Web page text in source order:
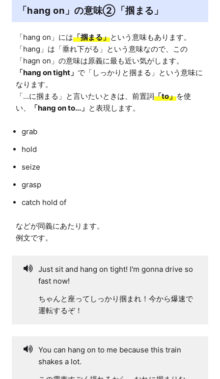
「hang on」の意味②「掴まる」
「hang on」には「掴まる」という意味もあります。
「hang」は「垂れ下がる」という意味なので、この
「hang on tight」 で「しっかりと掴まる」という意味に
なります。
「...に掴まる」と言いたいときは、前置詞「to」を使
い、
「hang on to...」
grab
hold
seize
grasp
catch hold of
などが同義にあたります。
Just sit and hang on tight! I'm gonna drive so
fast now!
ちゃんと座ってしっかり掴まれ！今から爆速で
運転するぞ！
You can hang on to me because this train
shakes a lot.